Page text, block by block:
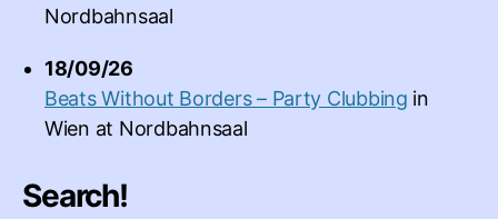
Nordbahnsaal
18/09/26
Beats Without Borders – Party Clubbing in
Wien at Nordbahnsaal
Search!